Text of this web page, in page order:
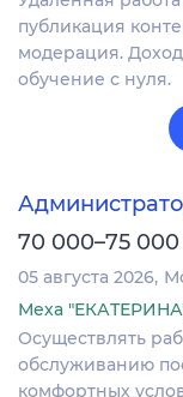
публикация
модерация.
обучение с нуля.
70 000–75 000
05 августа 2026
Меха
Осуществлять
обслуживанию
комфортных